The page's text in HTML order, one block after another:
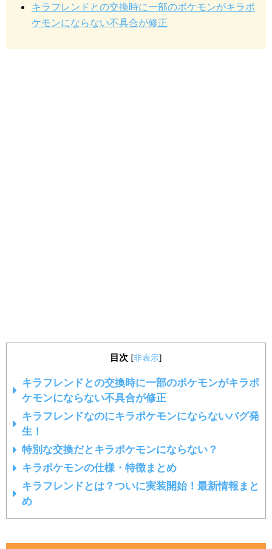
キラフレンドとの交換時に一部のポケモンがキラポ
ケモンにならない不具合が修正
目次 [非表示]
キラフレンドとの交換時に一部のポケモンがキラポ
ケモンにならない不具合が修正
キラフレンドなのにキラポケモンにならないバグ発
生！
特別な交換だとキラポケモンにならない？
キラポケモンの仕様・特徴まとめ
キラフレンドとは？ついに実装開始！最新情報まと
め